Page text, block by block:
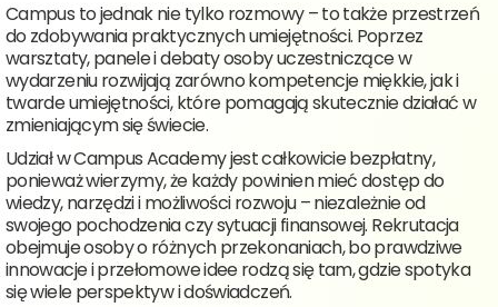
Campus to jednak nie tylko rozmowy – to także przestrzeń
do zdobywania praktycznych umiejętności. Poprzez
warsztaty, panele i debaty osoby uczestniczące w
wydarzeniu rozwijają zarówno kompetencje miękkie, jak i
twarde umiejętności, które pomagają skutecznie działać w
zmieniającym się świecie.
Udział w Campus Academy jest całkowicie bezpłatny,
ponieważ wierzymy, że każdy powinien mieć dostęp do
wiedzy, narzędzi i możliwości rozwoju – niezależnie od
swojego pochodzenia czy sytuacji finansowej. Rekrutacja
obejmuje osoby o różnych przekonaniach, bo prawdziwe
innowacje i przełomowe idee rodzą się tam, gdzie spotyka
się wiele perspektyw i doświadczeń.